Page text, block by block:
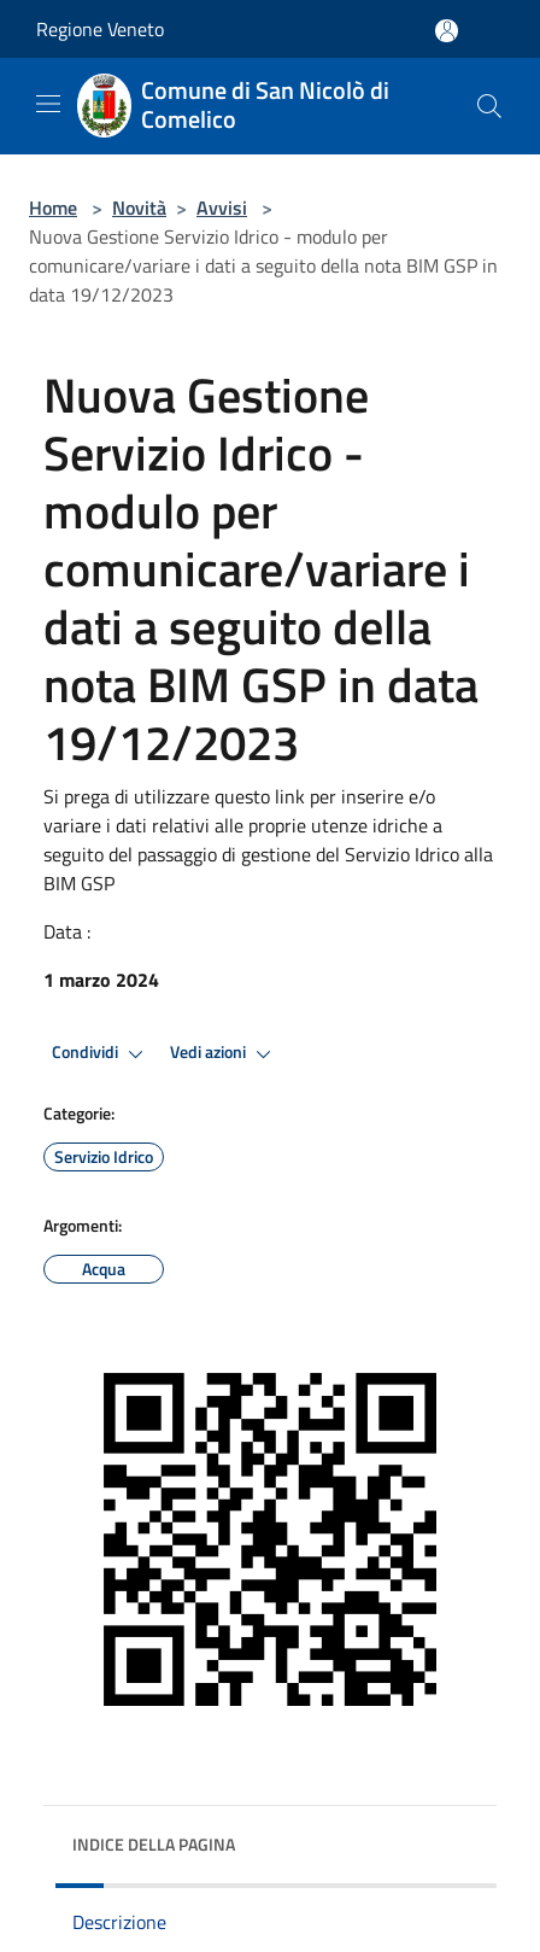
Regione Veneto
Comune di San Nicolò di
Comelico
Home > Novità > Avvisi >
Nuova Gestione Servizio Idrico - modulo per
comunicare/variare i dati a seguito della nota BIM GSP in
data 19/12/2023
Nuova Gestione
Servizio Idrico -
modulo per
comunicare/variare i
dati a seguito della
nota BIM GSP in data
19/12/2023
Si prega di utilizzare questo link per inserire e/o
variare i dati relativi alle proprie utenze idriche a
seguito del passaggio di gestione del Servizio Idrico alla
BIM GSP
Data :
1 marzo 2024
Condividi Vedi azioni
Categorie:
Servizio Idrico
Argomenti:
Acqua
INDICE DELLA PAGINA
Descrizione